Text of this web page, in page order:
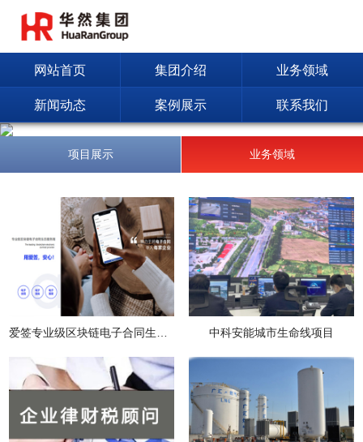
网站首页 集团介绍 业务领域
新闻动态 案例展示 联系我们
项目展示 业务领域
中科安能城市生命线项目